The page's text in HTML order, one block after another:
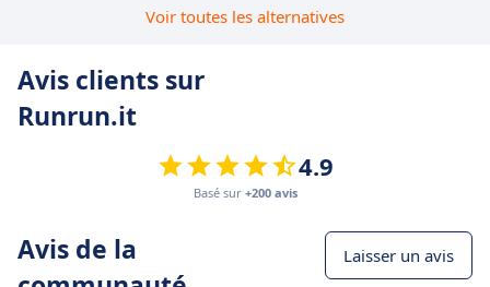
Voir toutes les alternatives
Avis clients sur
Runrun.it
4.9
Basé sur +200 avis
Avis de la
Laisser un avis